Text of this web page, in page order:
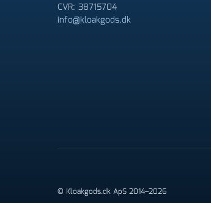
CVR: 38715704
info@kloakgods.dk
© Kloakgods.dk ApS 2014–2026